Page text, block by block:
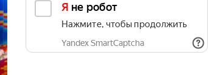
Я не робот
Нажмите, чтобы продолжить
Yandex SmartCaptcha